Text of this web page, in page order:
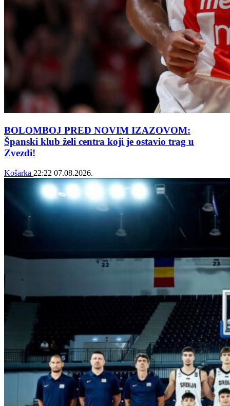
BOLOMBOJ PRED NOVIM IZAZOVOM:
Španski klub želi centra koji je ostavio trag u
Zvezdi!
Košarka 22:22 07.08.2026.